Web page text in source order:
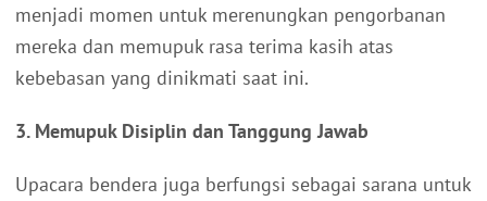
menjadi momen untuk merenungkan pengorbanan
mereka dan memupuk rasa terima kasih atas
kebebasan yang dinikmati saat ini.
3. Memupuk Disiplin dan Tanggung Jawab
Upacara bendera juga berfungsi sebagai sarana untuk